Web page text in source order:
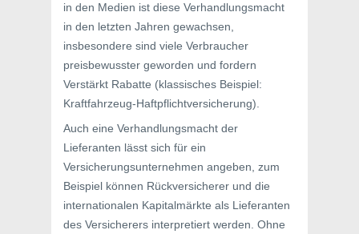
in den Medien ist diese Verhandlungsmacht
in den letzten Jahren gewachsen,
insbesondere sind viele Verbraucher
preisbewusster geworden und fordern
Verstärkt Rabatte (klassisches Beispiel:
Kraftfahrzeug-Haftpflichtversicherung).
Auch eine Verhandlungsmacht der
Lieferanten lässt sich für ein
Versicherungsunternehmen angeben, zum
Beispiel können Rückversicherer und die
internationalen Kapitalmärkte als Lieferanten
des Versicherers interpretiert werden. Ohne